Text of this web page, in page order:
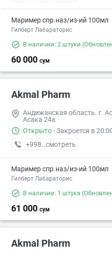
Маример спр.наз/из-ий 100мл
Гилберт Лабараторис
В наличии: 2 штуки
60 000 сум
Akmal Pharm
Андижанская область. г.
Асака 24а
Открыто · Закроется в
+998 (88) XXX-XX-XX
смотреть
Маример спр.наз/из-ий 100мл
Гилберт Лабараторис
В наличии: 1 штука
61 000 сум
Akmal Pharm